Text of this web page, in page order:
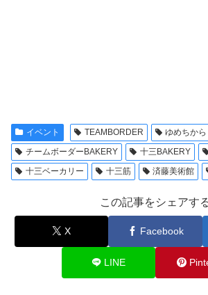
イベント TEAMBORDER
ゆめちから
チームボーダーBAKERY
十三BAKERY
十三ベーカリー
十三筋 済藤美術館
この記事をシェアす
X Facebook
LINE